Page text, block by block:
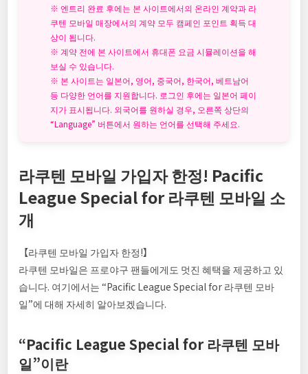
※ 엔트리 완료 후에는 본 사이트에서의 온라인 계약과 라
쿠텐 모바일 매장에서의 계약 모두 캠페인 포인트 획득 대
상이 됩니다.
※ 계약 전에 본 사이트에서 휴대폰 요금 시뮬레이션을 해
보실 수 있습니다.
※ 본 사이트는 일본어, 영어, 중국어, 한국어, 베트남어
등 다양한 언어를 지원합니다. 로그인 후에는 일본어 페이
지가 표시됩니다. 외국어를 원하실 경우, 오른쪽 상단의
“Language” 버튼에서 원하는 언어를 선택해 주세요.
라쿠텐 모바일 가입자 한정! Pacific
League Special for 라쿠텐 모바일 소
개
【라쿠텐 모바일 가입자 한정!】
라쿠텐 모바일은 프로야구 팬들에게도 멋진 혜택을 제공하고 있
습니다. 여기에서는 “Pacific League Special for 라쿠텐 모바
일”에 대해 자세히 알아보겠습니다.
“Pacific League Special for 라쿠텐 모바
일”이란